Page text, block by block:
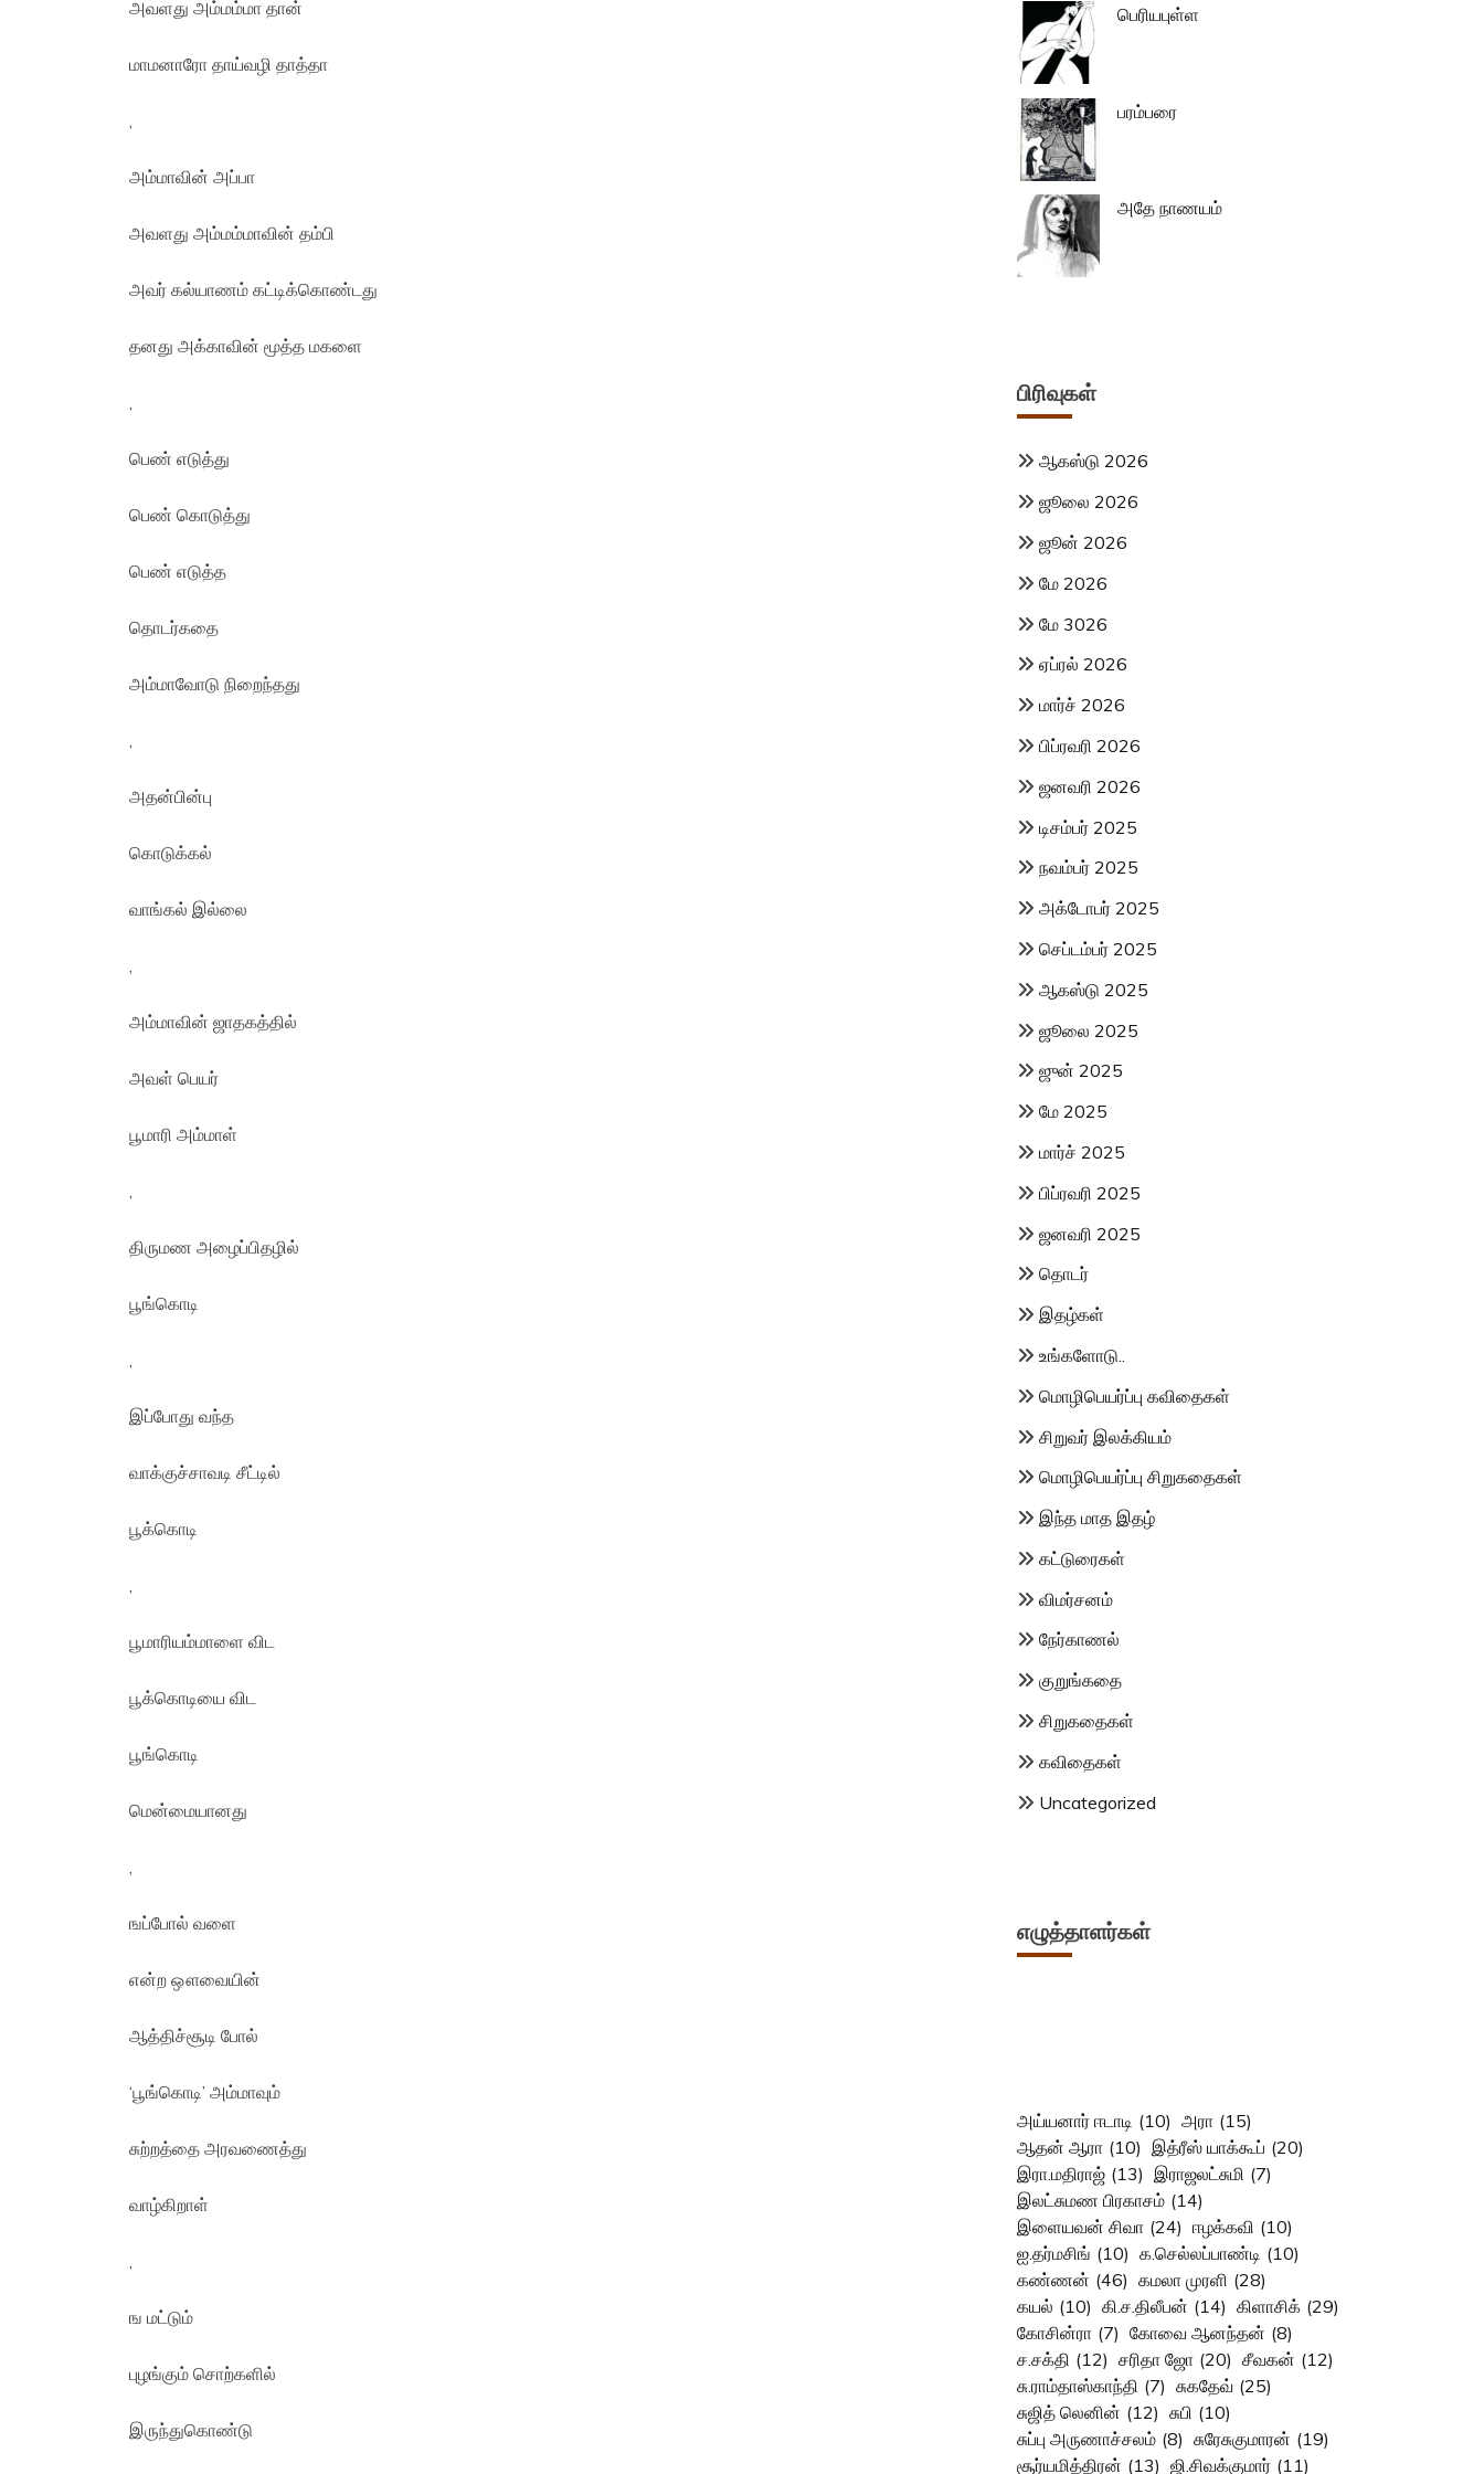
அவளது அம்மம்மா தான்
மாமனாரோ தாய்வழி தாத்தா
,
அம்மாவின் அப்பா
அவளது அம்மம்மாவின் தம்பி
அவர் கல்யாணம் கட்டிக்கொண்டது
தனது அக்காவின் மூத்த மகளை
,
பெண் எடுத்து
பெண் கொடுத்து
பெண் எடுத்த
தொடர்கதை
அம்மாவோடு நிறைந்தது
,
அதன்பின்பு
கொடுக்கல்
வாங்கல் இல்லை
,
அம்மாவின் ஜாதகத்தில்
அவள் பெயர்
பூமாரி அம்மாள்
,
திருமண அழைப்பிதழில்
பூங்கொடி
,
இப்போது வந்த
வாக்குச்சாவடி சீட்டில்
பூக்கொடி
,
பூமாரியம்மாளை விட
பூக்கொடியை விட
பூங்கொடி
மென்மையானது
,
ஙப்போல் வளை
என்ற ஔவையின்
ஆத்திச்சூடி போல்
‘பூங்கொடி’ அம்மாவும்
சுற்றத்தை அரவணைத்து
வாழ்கிறாள்
,
ங மட்டும்
புழங்கும் சொற்களில்
இருந்துகொண்டு
பெரியபுள்ள
பரம்பரை
அதே நாணயம்
பிரிவுகள்
ஆகஸ்டு 2026
ஜூலை 2026
ஜூன் 2026
மே 2026
மே 3026
ஏப்ரல் 2026
மார்ச் 2026
பிப்ரவரி 2026
ஜனவரி 2026
டிசம்பர் 2025
நவம்பர் 2025
அக்டோபர் 2025
செப்டம்பர் 2025
ஆகஸ்டு 2025
ஜூலை 2025
ஜுன் 2025
மே 2025
மார்ச் 2025
பிப்ரவரி 2025
ஜனவரி 2025
தொடர்
இதழ்கள்
உங்களோடு..
மொழிபெயர்ப்பு கவிதைகள்
சிறுவர் இலக்கியம்
மொழிபெயர்ப்பு சிறுகதைகள்
இந்த மாத இதழ்
கட்டுரைகள்
விமர்சனம்
நேர்காணல்
குறுங்கதை
சிறுகதைகள்
கவிதைகள்
Uncategorized
எழுத்தாளர்கள்
அய்யனார் ஈடாடி (10) அரா (15)
ஆதன் ஆரா (10) இத்ரீஸ் யாக்கூப் (20)
இரா.மதிராஜ் (13) இராஜலட்சுமி (7)
இலட்சுமண பிரகாசம் (14)
இளையவன் சிவா (24) ஈழக்கவி (10)
ஐ.தர்மசிங் (10) க.செல்லப்பாண்டி (10)
கண்ணன் (46) கமலா முரளி (28)
கயல் (10) கி.ச.திலீபன் (14) கிளாசிக் (29)
கோசின்ரா (7) கோவை ஆனந்தன் (8)
ச.சக்தி (12) சரிதா ஜோ (20) சீவகன் (12)
சு.ராம்தாஸ்காந்தி (7) சுகதேவ் (25)
சுஜித் லெனின் (12) சுபி (10)
சுப்பு அருணாச்சலம் (8) சுரேசுகுமாரன் (19)
சூர்யமித்திரன் (13) ஜி.சிவக்குமார் (11)